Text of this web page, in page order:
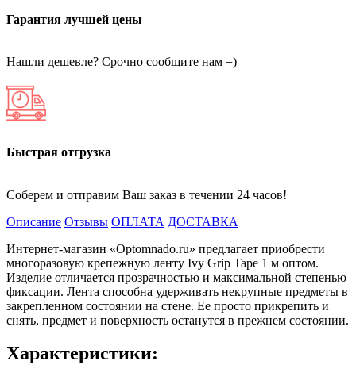
Гарантия лучшей цены
Нашли дешевле? Срочно сообщите нам =)
Быстрая отгрузка
Соберем и отправим Ваш заказ в течении 24 часов!
Описание Отзывы ОПЛАТА ДОСТАВКА
Интернет-магазин «Optomnado.ru» предлагает приобрести
многоразовую крепежную ленту Ivy Grip Tape 1 м оптом.
Изделие отличается прозрачностью и максимальной степенью
фиксации. Лента способна удерживать некрупные предметы в
закрепленном состоянии на стене. Ее просто прикрепить и
снять, предмет и поверхность останутся в прежнем состоянии.
Характеристики: